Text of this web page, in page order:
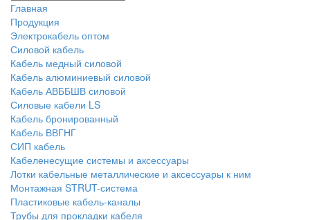
Главная
Продукция
Электрокабель оптом
Силовой кабель
Кабель медный силовой
Кабель алюминиевый силовой
Кабель АВББШВ силовой
Силовые кабели LS
Кабель бронированный
Кабель ВВГНГ
СИП кабель
Кабеленесущие системы и аксессуары
Лотки кабельные металлические и аксессуары к ним
Монтажная STRUT-система
Пластиковые кабель-каналы
Трубы для прокладки кабеля